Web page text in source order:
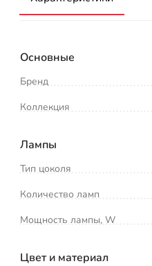
Основные
Бренд
Коллекция
Лампы
Тип цоколя
Количество ламп
Мощность лампы, W
Цвет и материал